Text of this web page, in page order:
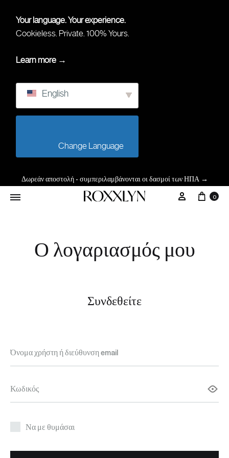
Your language. Your experience.
Cookieless. Private. 100% Yours.
Learn more →
English
Δωρεάν αποστολή - συμπεριλαμβάνονται οι δασμοί των ΗΠΑ →
Ο 0
Ο λογαριασμός μου
Συνδεθείτε
Όνομα χρήστη ή διεύθυνση email
Κωδικός
Να με θυμάσαι